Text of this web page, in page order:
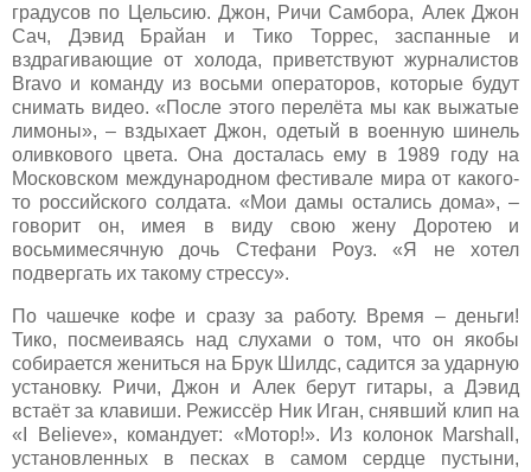
градусов по Цельсию. Джон, Ричи Самбора, Алек Джон
Сач, Дэвид Брайан и Тико Торрес, заспанные и
вздрагивающие от холода, приветствуют журналистов
Bravo и команду из восьми операторов, которые будут
снимать видео. «После этого перелёта мы как выжатые
лимоны», – вздыхает Джон, одетый в военную шинель
оливкового цвета. Она досталась ему в 1989 году на
Московском международном фестивале мира от какого-
то российского солдата. «Мои дамы остались дома», –
говорит он, имея в виду свою жену Доротею и
восьмимесячную дочь Стефани Роуз. «Я не хотел
подвергать их такому стрессу».
По чашечке кофе и сразу за работу. Время – деньги!
Тико, посмеиваясь над слухами о том, что он якобы
собирается жениться на Брук Шилдс, садится за ударную
установку. Ричи, Джон и Алек берут гитары, а Дэвид
встаёт за клавиши. Режиссёр Ник Иган, снявший клип на
«I Believe», командует: «Мотор!». Из колонок Marshall,
установленных в песках в самом сердце пустыни,